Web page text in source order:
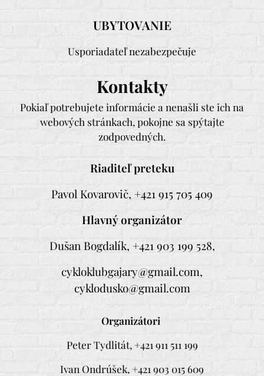
UBYTOVANIE
Usporiadateľ nezabezpečuje
Kontakty
Pokiaľ potrebujete informácie a nenašli ste ich na
webových stránkach, pokojne sa spýtajte
zodpovedných.
Riaditeľ preteku
Pavol Kovarovič, +421 915 705 409
Hlavný organizátor
Dušan Bogdalík, +421 903 199 528,
cykloklubgajary@gmail.com,
cyklodusko@gmail.com
Organizátori
Peter Tydlitát, +421 911 511 199
Ivan Ondrúšek, +421 903 015 609